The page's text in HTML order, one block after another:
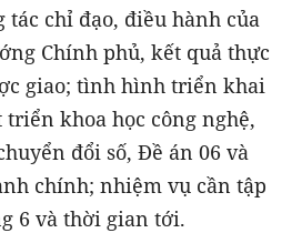
tác chỉ đạo, điều hành của
Chính phủ, kết quả thực
giao; tình hình triển khai
khoa học công nghệ,
đổi số, Đề án 06 và
chính; nhiệm vụ cần tập
6 và thời gian tới.